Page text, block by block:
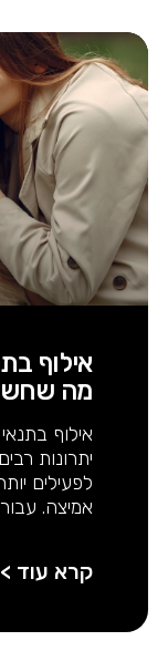
אילוף
מה
אילוף
יתרונות
לפעילים
אמיצה.
קרא עוד